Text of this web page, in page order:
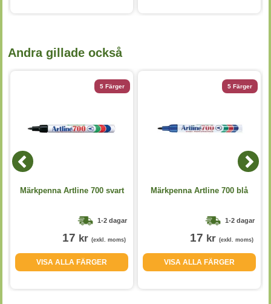
Andra gillade också
5 Färger
Märkpenna Artline 700 svart
1-2 dagar
17 kr (exkl. moms)
VISA ALLA FÄRGER
5 Färger
Märkpenna Artline 700 blå
1-2 dagar
17 kr (exkl. moms)
VISA ALLA FÄRGER